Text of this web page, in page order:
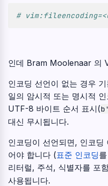
#
인데 Bram Moolenaar 의
인코딩 선언이 없는 경우
일의 암시적 또는 명시적
UTF-8 바이트 순서 표시(
대신 무시됩니다.
인코딩이 선언되면, 인코딩
어야 합니다 (표준 인코딩
리터럴, 주석, 식별자를 포
사용됩니다.